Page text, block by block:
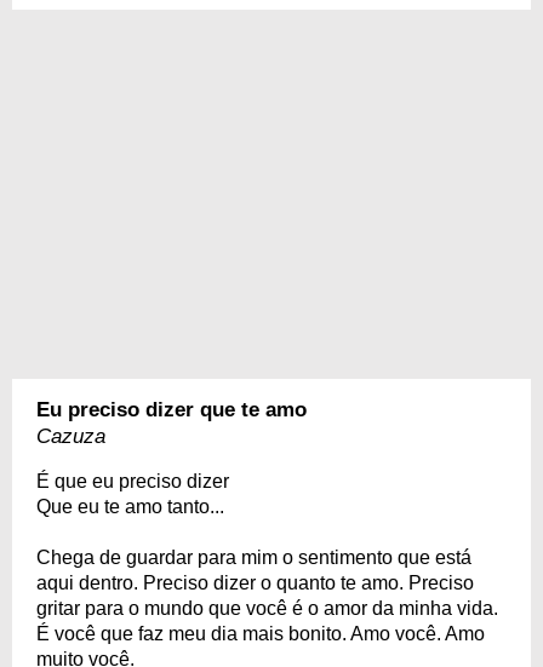
Eu preciso dizer que te amo
Cazuza
É que eu preciso dizer
Que eu te amo tanto...
Chega de guardar para mim o sentimento que está
aqui dentro. Preciso dizer o quanto te amo. Preciso
gritar para o mundo que você é o amor da minha vida.
É você que faz meu dia mais bonito. Amo você. Amo
muito você.